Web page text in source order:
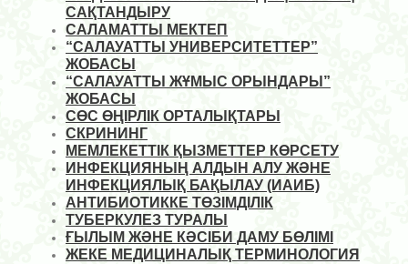
САҚТАНДЫРУ
САЛАМАТТЫ МЕКТЕП
“САЛАУАТТЫ УНИВЕРСИТЕТТЕР”
ЖОБАСЫ
“САЛАУАТТЫ ЖҰМЫС ОРЫНДАРЫ”
ЖОБАСЫ
СӨС ӨҢІРЛІК ОРТАЛЫҚТАРЫ
СКРИНИНГ
МЕМЛЕКЕТТІК ҚЫЗМЕТТЕР КӨРСЕТУ
ИНФЕКЦИЯНЫҢ АЛДЫН АЛУ ЖӘНЕ
ИНФЕКЦИЯЛЫҚ БАҚЫЛАУ (ИАИБ)
АНТИБИОТИККЕ ТӨЗІМДІЛІК
ТУБЕРКУЛЕЗ ТУРАЛЫ
ҒЫЛЫМ ЖӘНЕ КӘСІБИ ДАМУ БӨЛІМІ
ЖЕКЕ МЕДИЦИНАЛЫҚ ТЕРМИНОЛОГИЯ